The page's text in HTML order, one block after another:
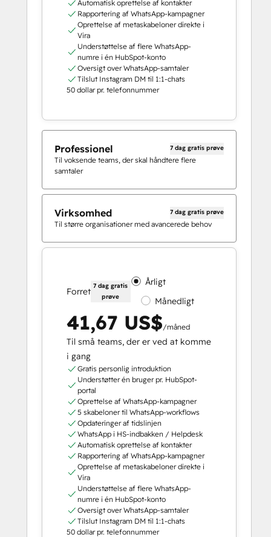
Automatisk oprettelse af kontakter
Rapportering af WhatsApp-kampagner
Oprettelse af metaskabeloner direkte i
Vira
Understøttelse af flere WhatsApp-
numre i én HubSpot-konto
Oversigt over WhatsApp-samtaler
Tilslut Instagram DM til 1:1-chats
50 dollar pr. telefonnummer
Professionel 7 dag gratis prøve
Til voksende teams, der skal håndtere flere
samtaler
Virksomhed 7 dag gratis prøve
Til større organisationer med avancerede behov
Forret
7 dag gratis
prøve
Årligt
Månedligt
41,67 US$/måned
Til små teams, der er ved at komme
i gang
Gratis personlig introduktion
Understøtter én bruger pr. HubSpot-
portal
Oprettelse af WhatsApp-kampagner
5 skabeloner til WhatsApp-workflows
Opdateringer af tidslinjen
WhatsApp i HS-indbakken / Helpdesk
Automatisk oprettelse af kontakter
Rapportering af WhatsApp-kampagner
Oprettelse af metaskabeloner direkte i
Vira
Understøttelse af flere WhatsApp-
numre i én HubSpot-konto
Oversigt over WhatsApp-samtaler
Tilslut Instagram DM til 1:1-chats
50 dollar pr. telefonnummer